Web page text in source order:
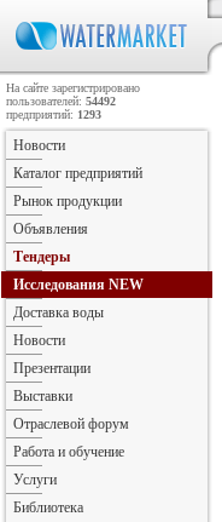
На сайте зарегистрировано
пользователей: 54492
предприятий: 1293
Новости
Каталог предприятий
Рынок продукции
Объявления
Тендеры
Исследования NEW
Доставка воды
Новости
Презентации
Выставки
Отраслевой форум
Работа и обучение
Услуги
Библиотека